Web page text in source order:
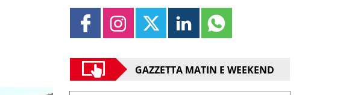
GAZZETTA MATIN E WEEKEND